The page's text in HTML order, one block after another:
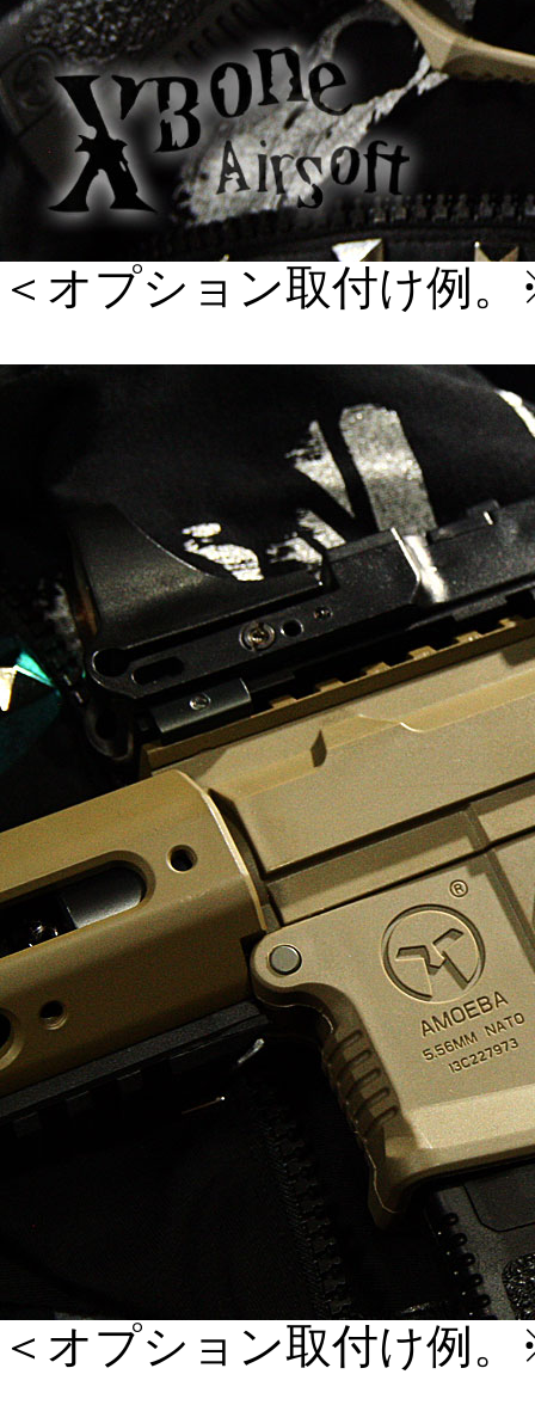
＜オプション取付け例
＜オプション取付け例